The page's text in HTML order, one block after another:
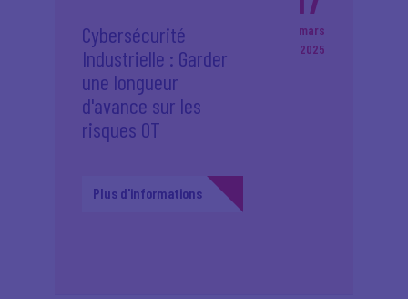
mars
2025
Cybersécurité
Industrielle : Garder
une longueur
d'avance sur les
risques OT
Plus d'informations